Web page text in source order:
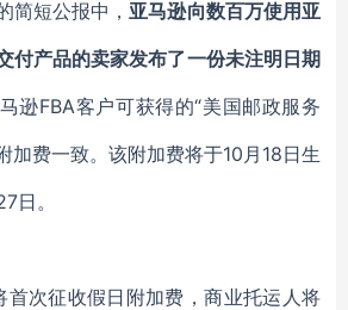
简短公报中，亚马逊向数百万使用亚
付产品的卖家发布了一份未注明日期
马逊FBA客户可获得的“美国邮政服务
加费一致。 该附加费将于10月18日生
日。
首次征收假日附加费，商业托运人将